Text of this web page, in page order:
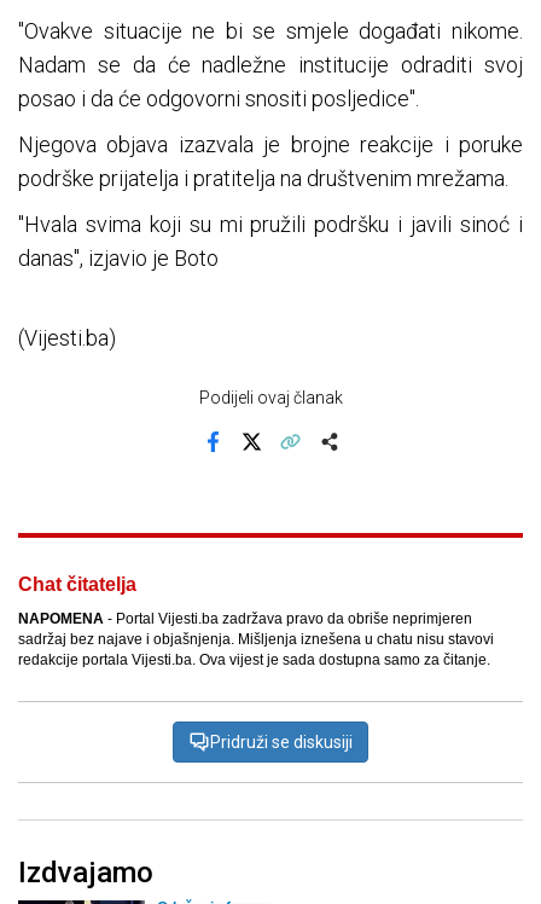
"Ovakve situacije ne bi se smjele događati nikome.
Nadam se da će nadležne institucije odraditi svoj
posao i da će odgovorni snositi posljedice".
Njegova objava izazvala je brojne reakcije i poruke
podrške prijatelja i pratitelja na društvenim mrežama.
"Hvala svima koji su mi pružili podršku i javili sinoć i
danas", izjavio je Boto
(Vijesti.ba)
Podijeli ovaj članak
Chat čitatelja
NAPOMENA - Portal Vijesti.ba zadržava pravo da obriše neprimjeren
sadržaj bez najave i objašnjenja. Mišljenja iznešena u chatu nisu stavovi
redakcije portala Vijesti.ba. Ova vijest je sada dostupna samo za čitanje.
Pridruži se diskusiji
Izdvajamo